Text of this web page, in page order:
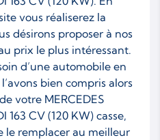
vous réaliserez la
désirons proposer à nos
prix le plus intéressant.
d’une automobile en
bien compris alors
votre MERCEDES
163 CV (120 KW) casse,
le remplacer au meilleur